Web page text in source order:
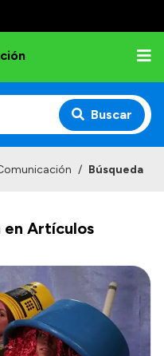
Buscar
/ Búsqueda
en Artículos